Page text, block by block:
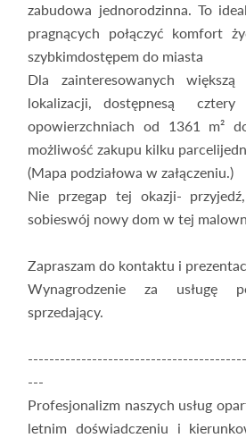
zabudowa jednorodzinna. To
pragnących połączyć komfort
szybkimdostępem do miasta
Dla zainteresowanych
lokalizacji, dostępnesą cztery
opowierzchniach od 1361 m²
możliwość zakupu kilku
(Mapa podziałowa w załączeniu.)
Nie przegap tej okazji-
sobieswój nowy dom w tej
Zapraszam do kontaktu i
Wynagrodzenie za usługę
sprzedający.
---
Profesjonalizm naszych usług
letnim doświadczeniu i